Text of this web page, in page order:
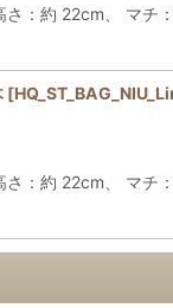
：約 22cm、 マ
[
：約 22cm、 マ